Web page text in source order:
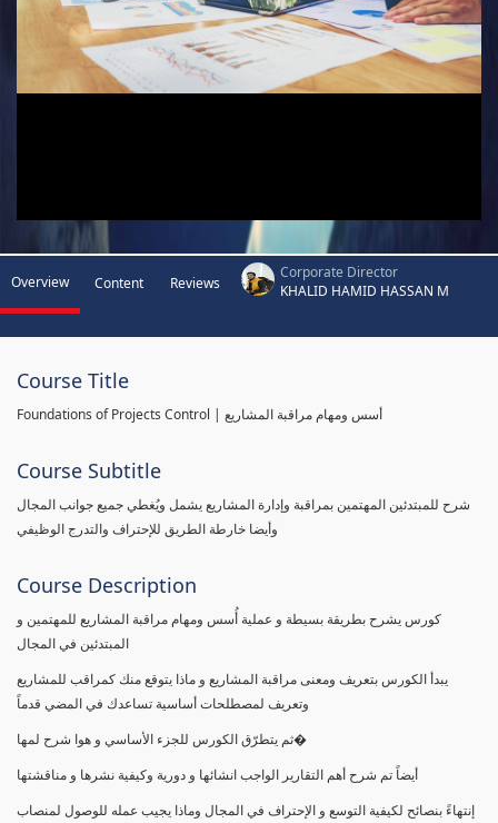
Overview Content Reviews
Corporate Director
KHALID HAMID HASSAN M
Course Title
Foundations of Projects Control | أسس ومهام مراقبة المشاريع
Course Subtitle
شرح للمبتدئين المهتمين بمراقبة وإدارة المشاريع يشمل ويُغطي جميع جوانب المجال
وأيضا خارطة الطريق للإحتراف والتدرج الوظيفي
Course Description
كورس يشرح بطريقة بسيطة و عملية أُسس ومهام مراقبة المشاريع للمهتمين و
المبتدئين في المجال
يبدأ الكورس بتعريف ومعنى مراقبة المشاريع و ماذا يتوقع منك كمراقب للمشاريع
وتعريف لمصطلحات أساسية تساعدك في المضي قدماً
ثم يتطرّق الكورس للجزء الأساسي و هوا شرح لمها�
أيضاً تم شرح أهم التقارير الواجب انشائها و دورية وكيفية نشرها و مناقشتها
إنتهاءً بنصائح لكيفية التوسع و الإحتراف في المجال وماذا يجيب عمله للوصول لمنصاب